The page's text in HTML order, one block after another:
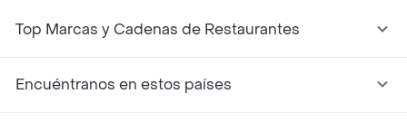
Top Marcas y Cadenas de Restaurantes
Encuéntranos en estos países